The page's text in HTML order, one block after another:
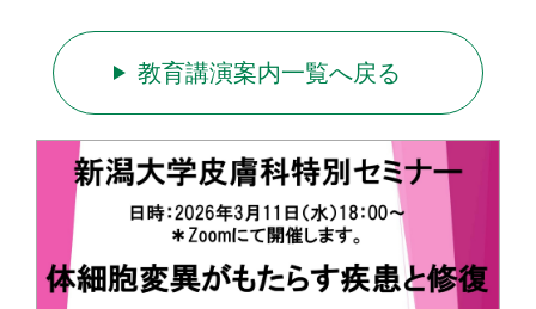
教育講演案内一覧へ戻る